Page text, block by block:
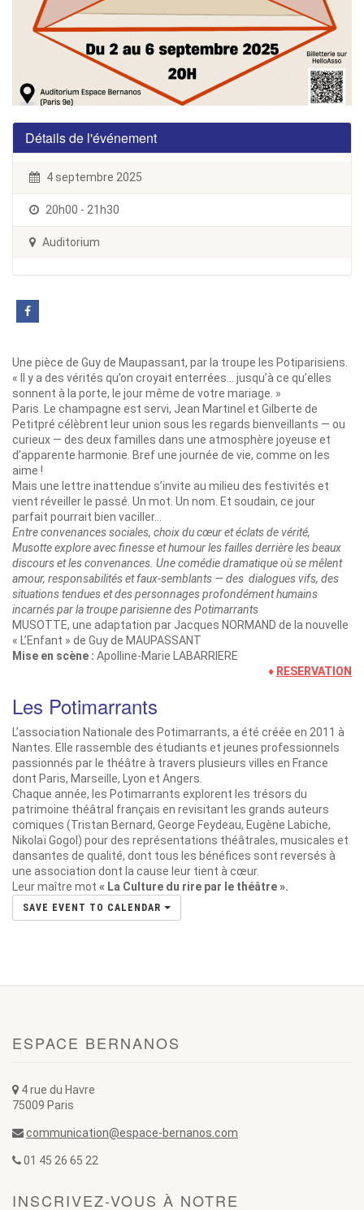
Détails de l'événement
4 septembre 2025
20h00 - 21h30
Auditorium
Une pièce de Guy de Maupassant, par la troupe les Potiparisiens.
« Il y a des vérités qu’on croyait enterrées… jusqu’à ce qu’elles
sonnent à la porte, le jour même de votre mariage. »
Paris. Le champagne est servi, Jean Martinel et Gilberte de
Petitpré célèbrent leur union sous les regards bienveillants — ou
curieux — des deux familles dans une atmosphère joyeuse et
d’apparente harmonie. Bref une journée de vie, comme on les
aime !
Mais une lettre inattendue s’invite au milieu des festivités et
vient réveiller le passé. Un mot. Un nom. Et soudain, ce jour
parfait pourrait bien vaciller…
Entre convenances sociales, choix du cœur et éclats de vérité,
Musotte explore avec finesse et humour les failles derrière les beaux
discours et les convenances. Une comédie dramatique où se mêlent
amour, responsabilités et faux-semblants — des dialogues vifs, des
situations tendues et des personnages profondément humains
incarnés par la troupe parisienne des Potimarrants
MUSOTTE, une adaptation par Jacques NORMAND de la nouvelle
« L’Enfant » de Guy de MAUPASSANT
Mise en scène : Apolline-Marie LABARRIERE
♦ RESERVATION
Les Potimarrants
L’association Nationale des Potimarrants, a été créée en 2011 à
Nantes. Elle rassemble des étudiants et jeunes professionnels
passionnés par le théâtre à travers plusieurs villes en France
dont Paris, Marseille, Lyon et Angers.
Chaque année, les Potimarrants explorent les trésors du
patrimoine théâtral français en revisitant les grands auteurs
comiques (Tristan Bernard, George Feydeau, Eugène Labiche,
Nikolaï Gogol) pour des représentations théâtrales, musicales et
dansantes de qualité, dont tous les bénéfices sont reversés à
une association dont la cause leur tient à cœur.
Leur maître mot « La Culture du rire par le théâtre ».
SAVE EVENT TO CALENDAR
ESPACE BERNANOS
4 rue du Havre
75009 Paris
communication@espace-bernanos.com
01 45 26 65 22
INSCRIVEZ-VOUS À NOTRE